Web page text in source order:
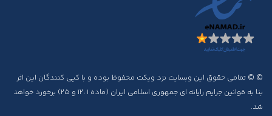
© © تمامی حقوق این وبسایت نزد ویکت محفوظ بوده و با کپی کنندگان این اثر
بنا به قوانین جرایم رایانه ای جمهوری اسلامی ایران (ماده ۱ ،۱۲ و ۲۵) برخورد خواهد
شد.